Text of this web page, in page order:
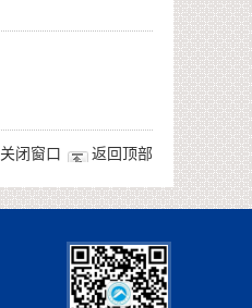
关闭窗口 返回顶部